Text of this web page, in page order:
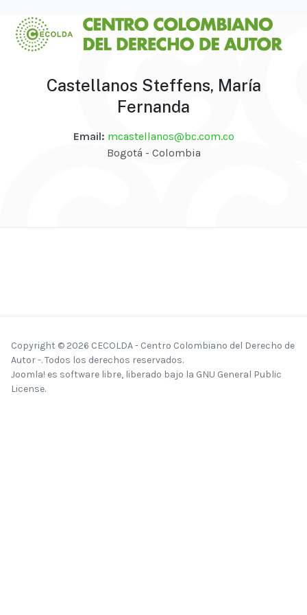
Castellanos Steffens, María
Fernanda
Email: mcastellanos@bc.com.co
Bogotá - Colombia
Copyright © 2026 CECOLDA - Centro Colombiano del Derecho de
Autor -. Todos los derechos reservados.
Joomla! es software libre, liberado bajo la GNU General Public
License.